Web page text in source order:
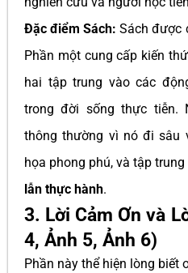
Đặc điểm Sách: Sách được
Phần một cung cấp kiến
hai tập trung vào các
trong đời sống thực tiễn.
thông thường vì nó đi sâu
họa phong phú, và tập
lẫn thực hành.
3. Lời Cảm Ơn và
4, Ảnh 5, Ảnh 6)
Phần này thể hiện lòng biết